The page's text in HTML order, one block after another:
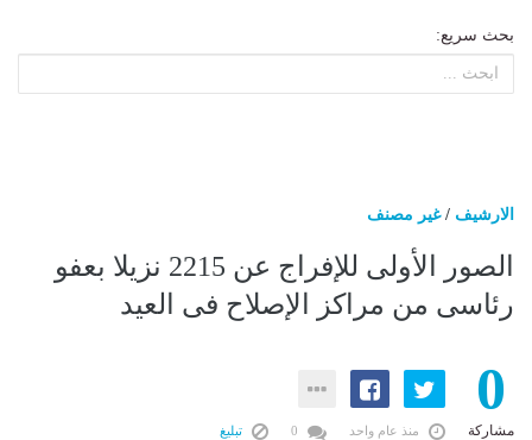
بحث سريع:
الارشيف /غير مصنف
الصور الأولى للإفراج عن 2215 نزيلا بعفو
رئاسى من مراكز الإصلاح فى العيد
0
مشاركة منذ عام واحد تبليغ